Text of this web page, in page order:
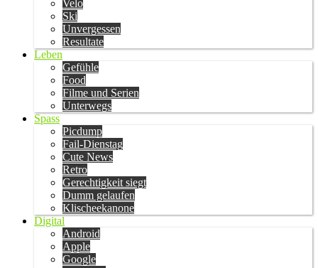
Velo
Ski
Unvergessen
Resultate
Leben
Gefühle
Food
Filme und Serien
Unterwegs
Spass
Picdump
Fail-Dienstag
Cute News
Retro
Gerechtigkeit siegt
Dumm gelaufen
Klischeekanone
Digital
Android
Apple
Google